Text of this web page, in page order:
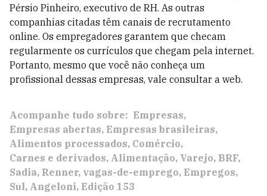
Pérsio Pinheiro, executivo de RH. As outras
companhias citadas têm canais de recrutamento
online. Os empregadores garantem que checam
regularmente os currículos que chegam pela internet.
Portanto, mesmo que você não conheça um
profissional dessas empresas, vale consultar a web.
Acompanhe tudo sobre: Empresas
Empresas abertas Empresas brasileiras
Alimentos processados Comércio
Carnes e derivados Alimentação Varejo BRF
Sadia Renner vagas-de-emprego Empregos
Sul Angeloni Edição 153